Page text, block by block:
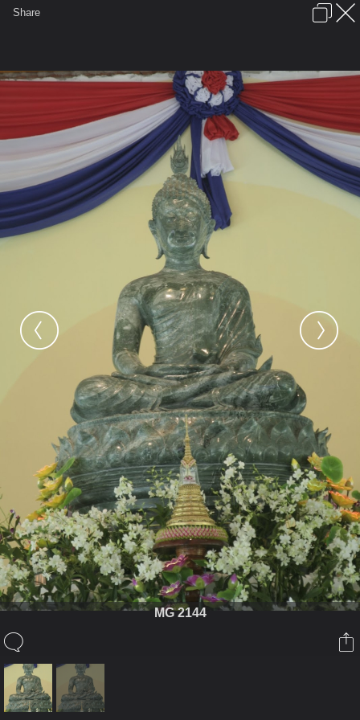
เข้าสู่ระบบหรือลงทะเบียน
หน้าแรก รูปภาพ General วันมงคล
MG 2144
หน้าแรก เว็บบอร์ด มีอะไรใหม่ รูปภาพ
กล้อง แท็ก ...
ภาษาไทย ช่วยเหลือ
Share
MG 2144